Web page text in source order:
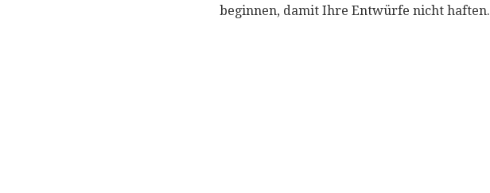
beginnen, damit Ihre Entwürfe nicht haften.